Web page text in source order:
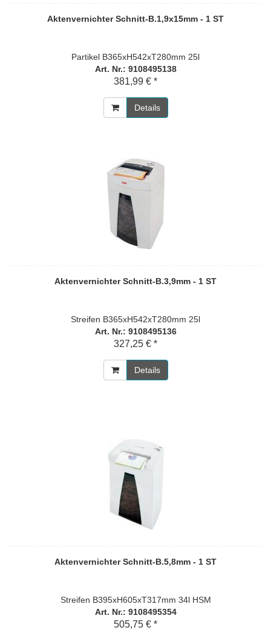
Aktenvernichter Schnitt-B.1,9x15mm - 1 ST
Partikel B365xH542xT280mm 25l
Art. Nr.: 9108495138
381,99 € *
Details
Aktenvernichter Schnitt-B.3,9mm - 1 ST
Streifen B365xH542xT280mm 25l
Art. Nr.: 9108495136
327,25 € *
Details
Aktenvernichter Schnitt-B.5,8mm - 1 ST
Streifen B395xH605xT317mm 34l HSM
Art. Nr.: 9108495354
505,75 € *